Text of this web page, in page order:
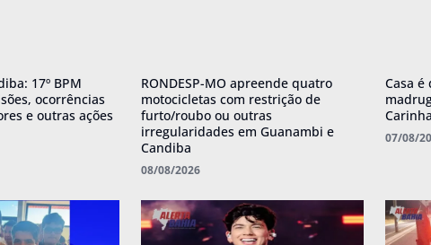
17º BPM
ocorrências
e outras ações
RONDESP-MO apreende quatro
motocicletas com restrição de
furto/roubo ou outras
irregularidades em Guanambi e
Candiba
08/08/2026
Casa
07/08/